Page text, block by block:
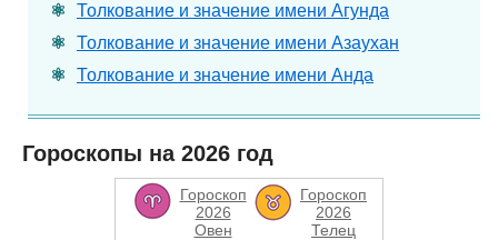
Толкование и значение имени Агунда
Толкование и значение имени Азаухан
Толкование и значение имени Анда
Гороскопы на 2026 год
Гороскоп
2026
Овен
Гороскоп
2026
Телец